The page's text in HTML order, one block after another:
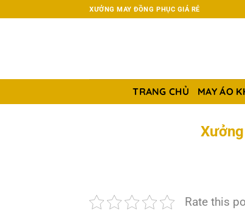
đến
XƯỞNG MAY ĐỒNG PHỤC GIÁ RẺ
TRANG CHỦ MAY ÁO
Rate this